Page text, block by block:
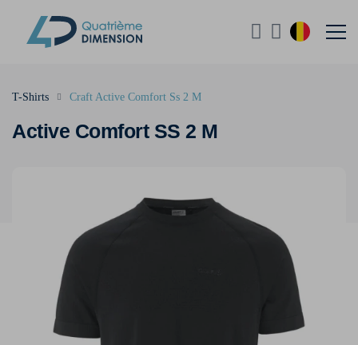
Active Comfort SS 2 M
T-Shirts Craft Active Comfort Ss 2 M